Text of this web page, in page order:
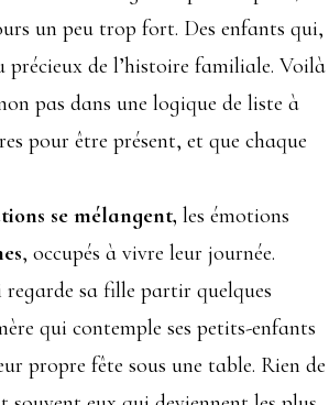
un peu trop fort. Des enfants qui,
précieux de l’histoire familiale. Voilà
pas dans une logique de liste à
pour être présent, et que chaque
se mélangent, les émotions
, occupés à vivre leur journée.
regarde sa fille partir quelques
qui contemple ses petits-enfants
propre fête sous une table. Rien de